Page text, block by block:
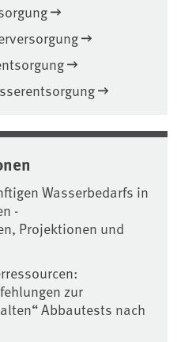
Wasserbedarfs in
-
Projektionen und
zur
Abbautests nach